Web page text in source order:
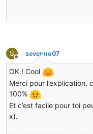
S
Hors-ligne
sevenno07
OK ! Cool
Merci pour l’explication,
100%
Et c’est facile pour toi
x).